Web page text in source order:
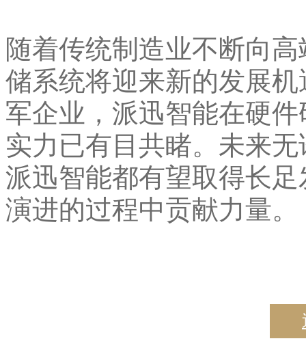
随着传统制造业不断向
储系统将迎来新的发展
军企业，派迅智能在硬
实力已有目共睹。未来
派迅智能都有望取得长
演进的过程中贡献力量。